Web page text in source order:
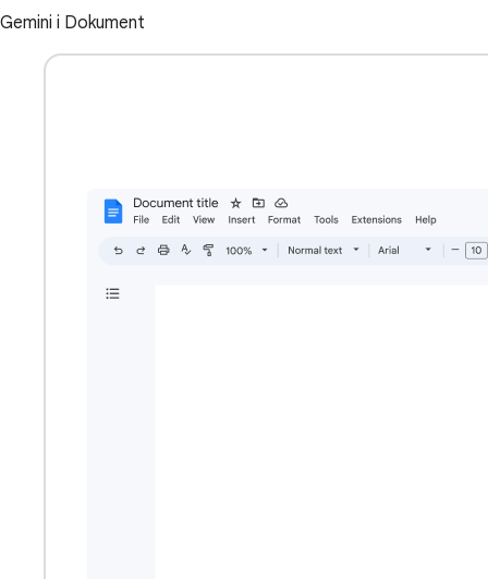
Gemini i Dokument